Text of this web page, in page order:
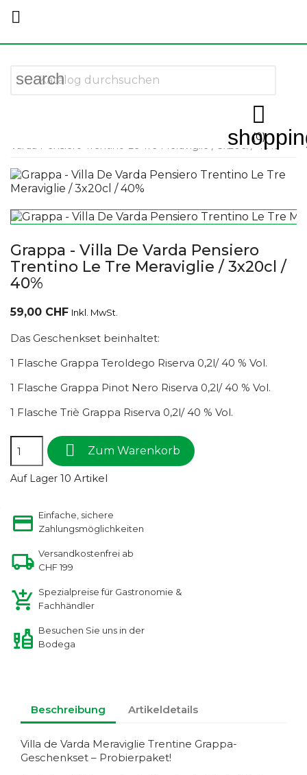

search

(0)
Grappa - Villa De
Varda Pensiero Trentino Le Tre Meraviglie / 3x20cl / 40%
Grappa - Villa De Varda Pensiero
Trentino Le Tre Meraviglie / 3x20cl /
40%
59,00 CHF Inkl. MwSt.
Das Geschenkset beinhaltet:
1 Flasche Grappa Teroldego Riserva 0,2l/ 40 % Vol.
1 Flasche Grappa Pinot Nero Riserva 0,2l/ 40 % Vol.
1 Flasche Triè Grappa Riserva 0,2l/ 40 % Vol.
 Zum Warenkorb
Auf Lager 10 Artikel
Einfache, sichere
Zahlungsmöglichkeiten
Versandkostenfrei ab
CHF 199
Spezialpreise für Gastronomie &
Fachhändler
Besuchen Sie uns in der
Bodega
Beschreibung Artikeldetails
Villa de Varda Meraviglie Trentine Grappa-
Geschenkset – Probierpaket!